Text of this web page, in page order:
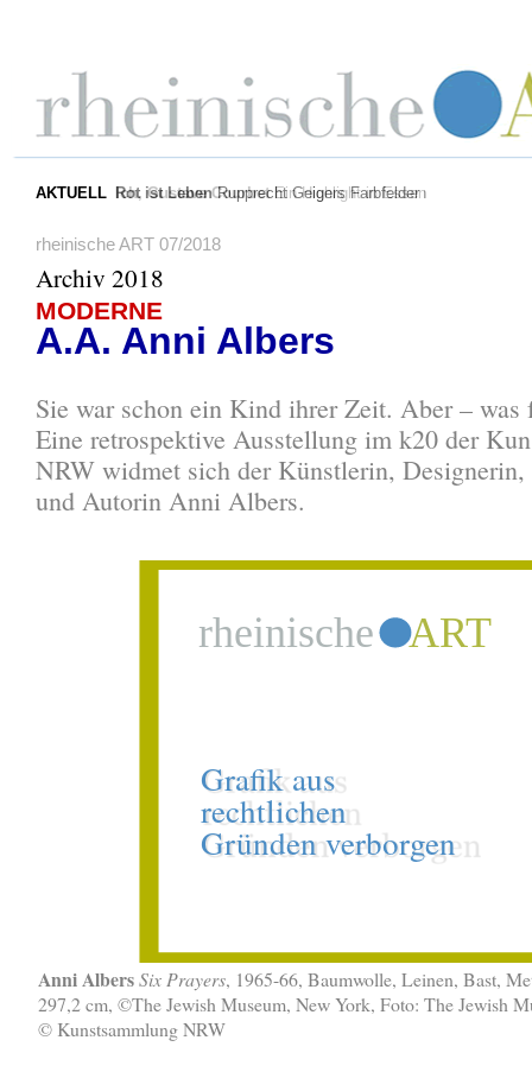
AKTUELL Rot ist LebenRupprecht Geigers Farbfelder
rheinische ART 07/2018
Archiv 2018
MODERNE
A.A. Anni Albers
Sie war schon ein Kind ihrer Zeit. Aber – was
Eine retrospektive Ausstellung im k20 der
NRW widmet sich der Künstlerin,
und Autorin Anni Albers.
Anni AlbersSix Prayers, 1965-66, Baumwolle, Leinen, Bast,
297,2 cm, ©The Jewish Museum, New York, Foto: The Jewish
© Kunstsammlung NRW